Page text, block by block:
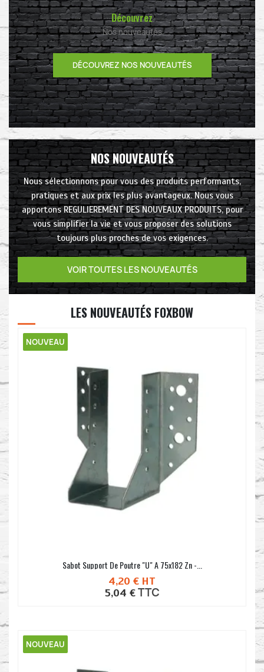
Découvrez
Nos nouveautés
DÉCOUVREZ NOS NOUVEAUTÉS
NOS NOUVEAUTÉS
Nous sélectionnons pour vous des produits performants,
pratiques et aux prix les plus avantageux. Nous vous
apportons REGULIEREMENT DES NOUVEAUX PRODUITS, pour
vous simplifier la vie et vous proposer des solutions
toujours plus proches de vos exigences.
VOIR TOUTES LES NOUVEAUTÉS
LES NOUVEAUTÉS FOXBOW
NOUVEAU
Sabot Support De Poutre "U" A 75x182 Zn -...
4,20 € HT
5,04 € TTC
NOUVEAU